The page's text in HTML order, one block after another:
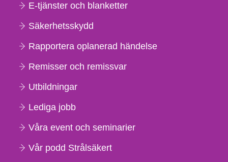
E-tjänster och blanketter
Säkerhetsskydd
Rapportera oplanerad händelse
Remisser och remissvar
Utbildningar
Lediga jobb
Våra event och seminarier
Vår podd Strålsäkert